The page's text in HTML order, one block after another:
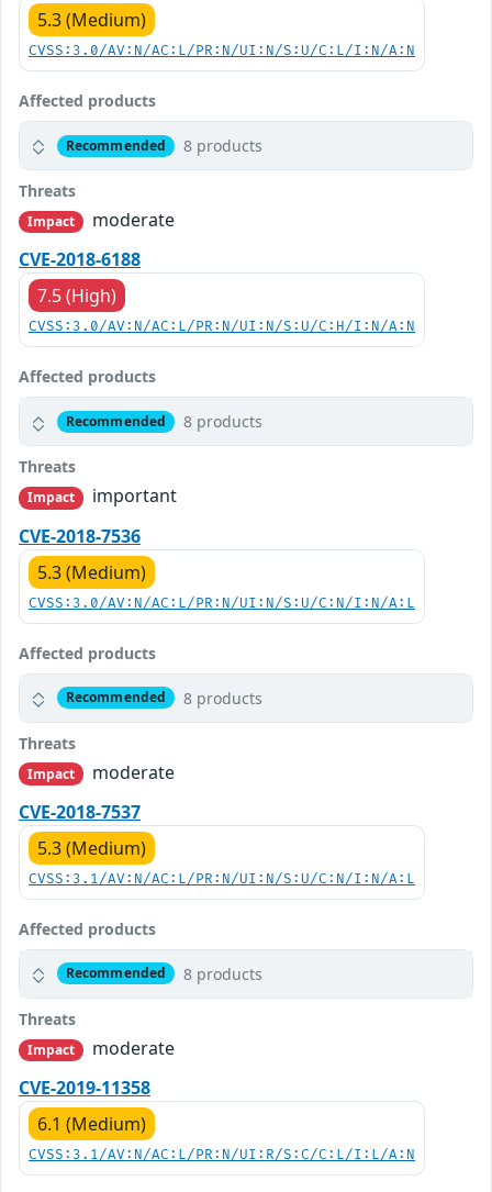
5.3 (Medium)
CVSS:3.0/AV:N/AC:L/PR:N/UI:N/S:U/C:L/I:N/A:N
Affected products
Recommended 8 products
Threats
Impact
moderate
CVE-2018-6188
7.5 (High)
CVSS:3.0/AV:N/AC:L/PR:N/UI:N/S:U/C:H/I:N/A:N
Affected products
Recommended 8 products
Threats
Impact
important
CVE-2018-7536
5.3 (Medium)
CVSS:3.0/AV:N/AC:L/PR:N/UI:N/S:U/C:N/I:N/A:L
Affected products
Recommended 8 products
Threats
Impact
moderate
CVE-2018-7537
5.3 (Medium)
CVSS:3.1/AV:N/AC:L/PR:N/UI:N/S:U/C:N/I:N/A:L
Affected products
Recommended 8 products
Threats
Impact
moderate
CVE-2019-11358
6.1 (Medium)
CVSS:3.1/AV:N/AC:L/PR:N/UI:R/S:C/C:L/I:L/A:N